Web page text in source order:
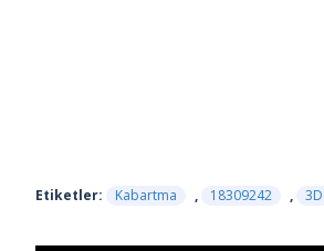
Etiketler: Kabartma , 18309242 , 3D